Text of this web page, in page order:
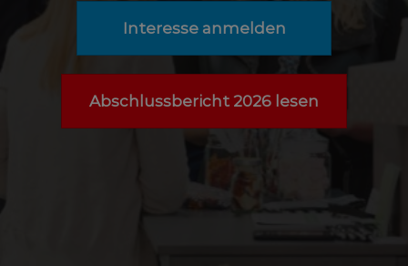
Interesse anmelden
Abschlussbericht 2026 lesen